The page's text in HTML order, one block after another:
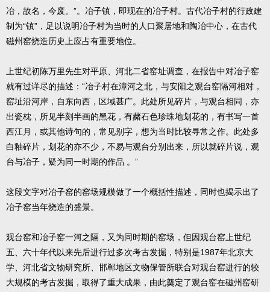
冶，故名，今废。”。冶子镇，即现在的冶子村。古代冶子村的行政建
制为“镇”，足以说明冶子村为当时的人口聚居地和陶冶中心，在古代
磁州窑烧造历史上应占有重要地位。
上世纪初陈万里先生对平原、河北二省窑址调查，在报告中对冶子窑
就有过详尽的描述：“冶子村在漳河之北，与安阳之观台窑隔河相对，
窑址沿河岸，自东向西，区域甚广。此处所见碎片，与观台相同，亦
出瓷枕，所见半刻半画的黑花，有赭石色珍珠地划花的，有书写一首
西江月，或其他诗句的，常见别字，想为当时比较寻常之作。此处多
白釉碎片，划花的亦不少，不易与观台分别出来，所以就碎片说，观
台与冶子，疑为同一时期的作品 。”
这段文字对冶子窑的窑场规模做了一个概括性描述，同时也揭示出了
冶子窑当年烧造的盛景。
观台窑和冶子窑一河之隔，又为同时期的窑场，但因观台窑上世纪
五、六十年代以来先后进行过多次考古发掘，特别是1987年北京大
学、河北省文物研究所、邯郸地区文物保管所联合对观台窑进行的较
大规模的考古发掘，取得了重大成果，由此奠定了观台窑在磁州窑研